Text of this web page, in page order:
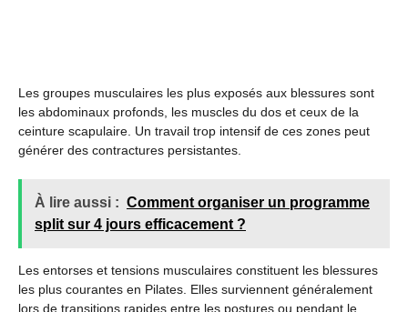
Les groupes musculaires les plus exposés aux blessures sont
les abdominaux profonds, les muscles du dos et ceux de la
ceinture scapulaire. Un travail trop intensif de ces zones peut
générer des contractures persistantes.
À lire aussi : Comment organiser un programme
split sur 4 jours efficacement ?
Les entorses et tensions musculaires constituent les blessures
les plus courantes en Pilates. Elles surviennent généralement
lors de transitions rapides entre les postures ou pendant le